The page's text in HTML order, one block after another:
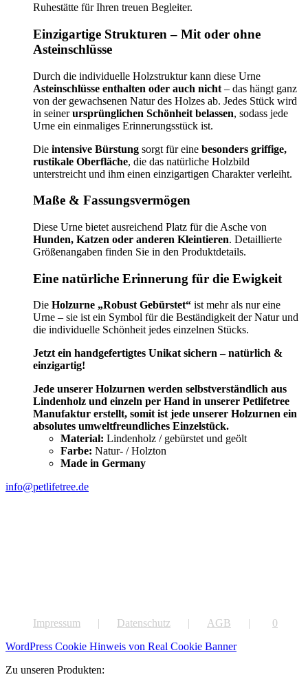
Ruhestätte für Ihren treuen Begleiter.
Einzigartige Strukturen – Mit oder ohne
Asteinschlüsse
Durch die individuelle Holzstruktur kann diese Urne
Asteinschlüsse enthalten oder auch nicht – das hängt ganz
von der gewachsenen Natur des Holzes ab. Jedes Stück wird
in seinerursprünglichen Schönheit belassen, sodass jede
Urne ein einmaliges Erinnerungsstück ist.
Die intensive Bürstung sorgt für eine besonders griffige,
rustikale Oberfläche, die das natürliche Holzbild
unterstreicht und ihm einen einzigartigen Charakter verleiht.
Maße & Fassungsvermögen
Diese Urne bietet ausreichend Platz für die Asche von
Hunden, Katzen oder anderen Kleintieren. Detaillierte
Größenangaben finden Sie in den Produktdetails.
Eine natürliche Erinnerung für die Ewigkeit
Die Holzurne „Robust Gebürstet“ ist mehr als nur eine
Urne – sie ist ein Symbol für die Beständigkeit der Natur und
die individuelle Schönheit jedes einzelnen Stücks.
Jetzt ein handgefertigtes Unikat sichern – natürlich &
einzigartig!
Jede unserer Holzurnen werden selbstverständlich aus
Lindenholz und einzeln per Hand in unserer Petlifetree
Manufaktur erstellt, somit ist jede unserer Holzurnen ein
absolutes umweltfreundliches Einzelstück.
Material: Lindenholz / gebürstet und geölt
Farbe: Natur- / Holzton
Made in Germany
info@petlifetree.de
Impressum Datenschutz AGB
0
WordPress Cookie Hinweis von Real Cookie Banner
Zu unseren Produkten: